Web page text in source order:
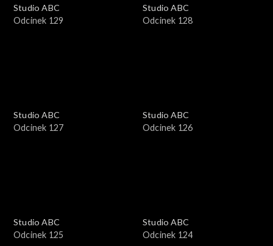
Studio ABC
Odcinek 129
Studio ABC
Odcinek 128
Studio ABC
Odcinek 127
Studio ABC
Odcinek 126
Studio ABC
Odcinek 125
Studio ABC
Odcinek 124